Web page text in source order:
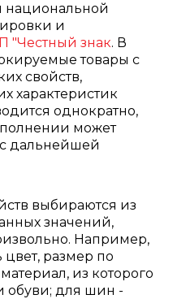
национальной
и
"Честный знак. В
товары с
свойств,
характеристик
однократно,
может
дальнейшей
выбираются из
значений,
Например,
цвет, размер по
из которого
обуви; для шин -